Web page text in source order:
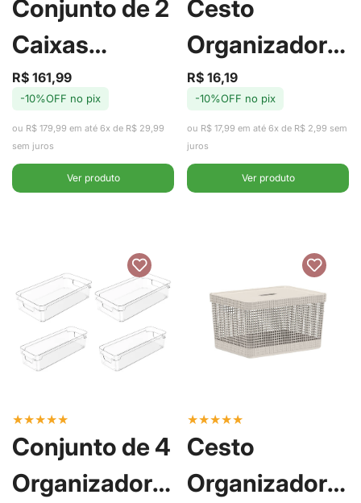
Conjunto de 2
Caixas
Organizadora
Cube Branco
18L - Ou
Preço
de
R$ 161,99
Preço
regular
-10%OFF no pix
ou R$ 179,99 em até 6x de R$ 29,99
sem juros
Ver produto
Cesto
Organizador
Flow Bege 3L
- Ou
Preço
de
R$ 16,19
Preço
regular
-10%OFF no pix
ou R$ 17,99 em até 6x de R$ 2,99 sem
juros
Ver produto
★★★★★
Conjunto de 4
Organizadores
★★★★★
Cesto
Organizador